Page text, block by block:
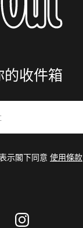
的收件箱
示閣下同意 使用條款